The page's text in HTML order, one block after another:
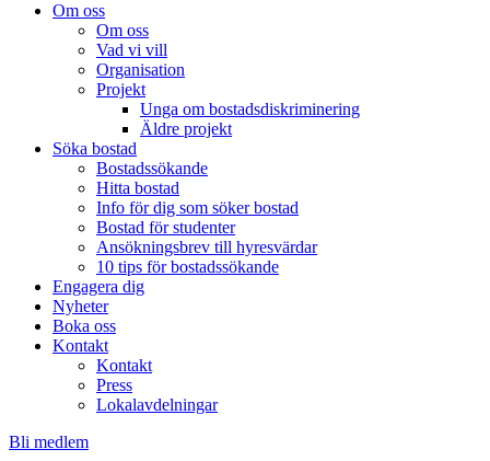
Om oss
Om oss
Vad vi vill
Organisation
Projekt
Unga om bostadsdiskriminering
Äldre projekt
Söka bostad
Bostadssökande
Hitta bostad
Info för dig som söker bostad
Bostad för studenter
Ansökningsbrev till hyresvärdar
10 tips för bostadssökande
Engagera dig
Nyheter
Boka oss
Kontakt
Kontakt
Press
Lokalavdelningar
Bli medlem